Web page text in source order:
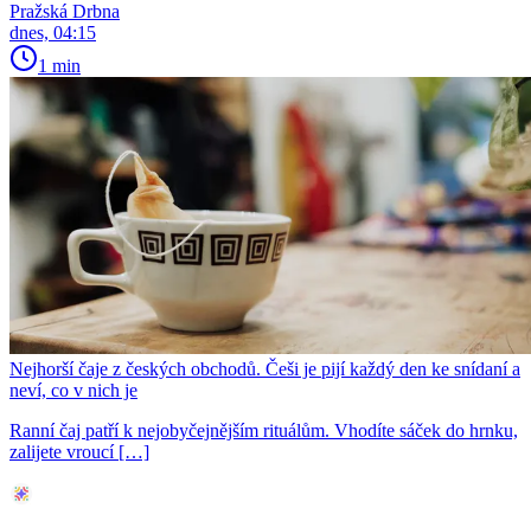
Pražská Drbna
dnes, 04:15
1 min
Nejhorší čaje z českých obchodů. Češi je pijí každý den ke snídaní a
neví, co v nich je
Ranní čaj patří k nejobyčejnějším rituálům. Vhodíte sáček do hrnku,
zalijete vroucí […]